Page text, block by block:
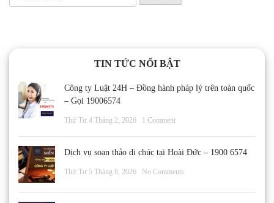
kiếm
TIN TỨC NỔI BẬT
Công ty Luật 24H – Đồng hành pháp lý trên toàn quốc
– Gọi 19006574
Thứ Tư 4 Tháng 2, 2026 1 Comment
Dịch vụ soạn thảo di chúc tại Hoài Đức – 1900 6574
Thứ Tư 5 Tháng 8, 2026 No Comments